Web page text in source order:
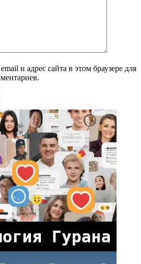
и адрес сайта в этом браузере для